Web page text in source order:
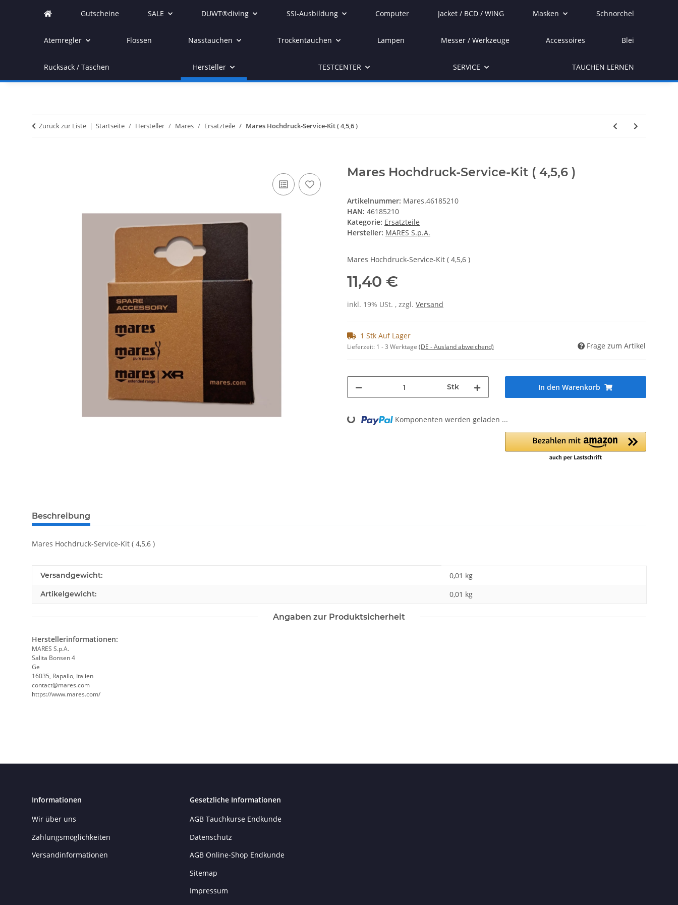
Gutscheine SALE DUWT®diving SSI-Ausbildung Computer Jacket / BCD / WING Masken Schnorchel
Atemregler Flossen Nasstauchen Trockentauchen Lampen Messer / Werkzeuge Accessoires Blei
Rucksack / Taschen Hersteller TESTCENTER SERVICE TAUCHEN LERNEN
Zurück zur Liste Startseite Hersteller Mares Ersatzteile Mares Hochdruck-Service-Kit ( 4,5,6 )
Mares Hochdruck-Service-Kit ( 4,5,6 )
Artikelnummer: Mares.46185210
HAN: 46185210
Kategorie: Ersatzteile
Hersteller: MARES S.p.A.
Mares Hochdruck-Service-Kit ( 4,5,6 )
11,40 €
inkl. 19% USt. , zzgl. Versand
1 Stk Auf Lager
Lieferzeit: 1 - 3 Werktage (DE - Ausland abweichend) Frage zum Artikel
Stk In den Warenkorb
Loading... Komponenten werden geladen ...
Beschreibung
Mares Hochdruck-Service-Kit ( 4,5,6 )
Produkteigenschaft
Wert
Versandgewicht: 0,01 kg
Artikelgewicht: 0,01 kg
Angaben zur Produktsicherheit
Herstellerinformationen:
MARES S.p.A.
Salita Bonsen 4
Ge
16035, Rapallo, Italien
contact@mares.com
https://www.mares.com/
Informationen
Wir über uns
Zahlungsmöglichkeiten
Versandinformationen
Gesetzliche Informationen
AGB Tauchkurse Endkunde
Datenschutz
AGB Online-Shop Endkunde
Sitemap
Impressum